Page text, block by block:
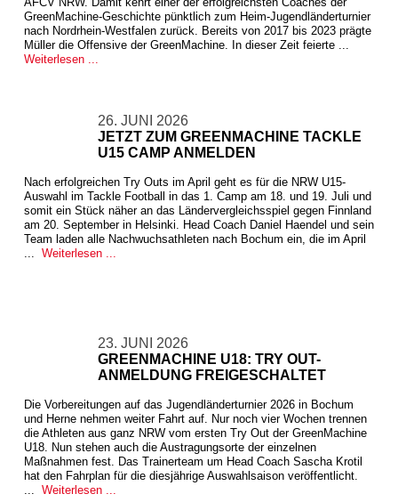
GreenMachine-Geschichte pünktlich zum Heim-Jugendländerturnier
nach Nordrhein-Westfalen zurück. Bereits von 2017 bis 2023 prägte
Müller die Offensive der GreenMachine. In dieser Zeit feierte ...
Weiterlesen ...
26. JUNI 2026
JETZT ZUM GREENMACHINE TACKLE
U15 CAMP ANMELDEN
Nach erfolgreichen Try Outs im April geht es für die NRW U15-
Auswahl im Tackle Football in das 1. Camp am 18. und 19. Juli und
somit ein Stück näher an das Ländervergleichsspiel gegen Finnland
am 20. September in Helsinki. Head Coach Daniel Haendel und sein
Team laden alle Nachwuchsathleten nach Bochum ein, die im April
... Weiterlesen ...
23. JUNI 2026
GREENMACHINE U18: TRY OUT-
ANMELDUNG FREIGESCHALTET
Die Vorbereitungen auf das Jugendländerturnier 2026 in Bochum
und Herne nehmen weiter Fahrt auf. Nur noch vier Wochen trennen
die Athleten aus ganz NRW vom ersten Try Out der GreenMachine
U18. Nun stehen auch die Austragungsorte der einzelnen
Maßnahmen fest. Das Trainerteam um Head Coach Sascha Krotil
hat den Fahrplan für die diesjährige Auswahlsaison veröffentlicht.
... Weiterlesen ...